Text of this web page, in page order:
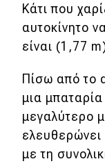
Κάτι που
αυτοκίνητο
είναι (1,77
Πίσω από το
μια
μεγαλύτερο
ελευθερώνει
με τη